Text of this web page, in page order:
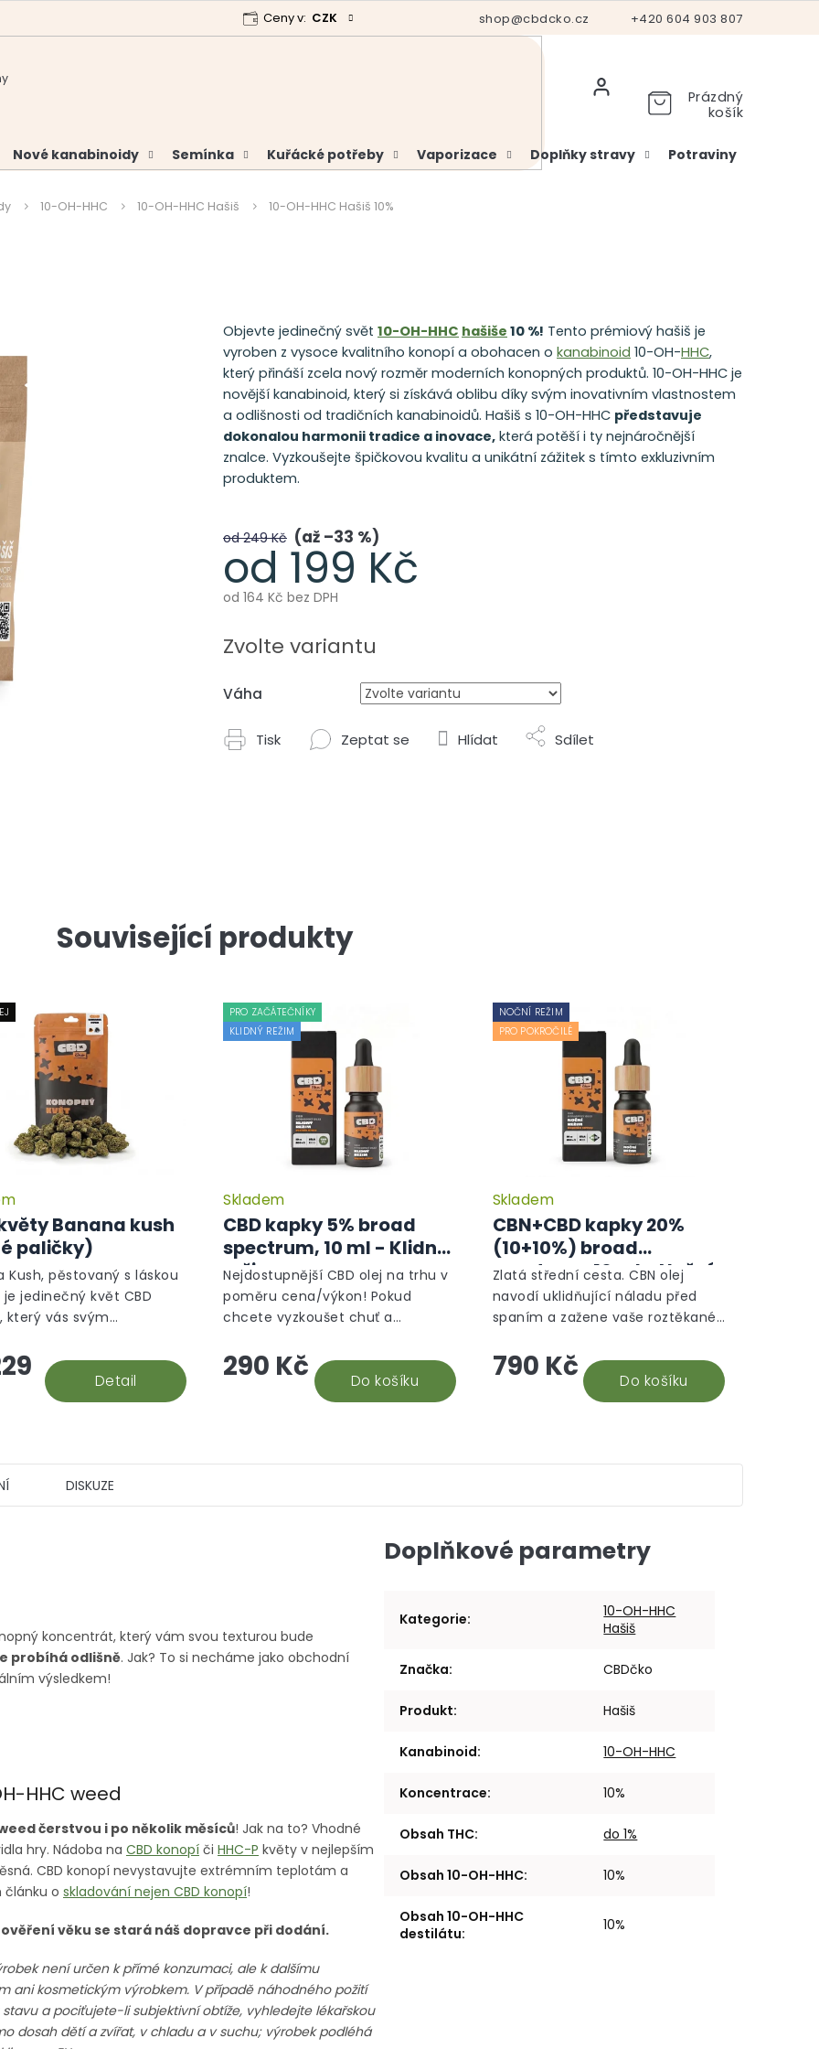
+420 604 903 807
shop@cbdcko.cz
Analýzy a certifikáty Hodnocení obchodu Vrácení a reklamace
Ceny v: CZK
Prázdný
košík
Nové kanabinoidy Semínka Kuřácké potřeby Vaporizace Doplňky stravy Potraviny
10-OH-HHC 10-OH-HHC Hašiš 10-OH-HHC Hašiš 10%
od 249 Kč až –33 %
od 199 Kč
od 164 Kč bez DPH
cena:
Zvolte variantu
Váha
Objevte jedinečný svět 10-OH-HHC hašiše 10 %! Tento prémiový hašiš je
vyroben z vysoce kvalitního konopí a obohacen o kanabinoid 10-OH-HHC,
který přináší zcela nový rozměr moderních konopných produktů. 10-OH-HHC je
novější kanabinoid, který si získává oblibu díky svým inovativním vlastnostem
a odlišnosti od tradičních kanabinoidů. Hašiš s 10-OH-HHC představuje
dokonalou harmonii tradice a inovace, která potěší i ty nejnáročnější
znalce. Vyzkoušejte špičkovou kvalitu a unikátní zážitek s tímto exkluzivním
produktem.
Tisk Zeptat se Hlídat Sdílet
Související produkty
Banana kush
paličky)
Detail
Kush, pěstovaný s láskou
jedinečný květ CBD
který vás svým
PRO ZAČÁTEČNÍKY
KLIDNÝ REŽIM
CBD kapky 5% broad
spectrum, 10 ml - Klidný
režim
Skladem
290 Kč Do košíku
Nejdostupnější CBD olej na trhu v
poměru cena/výkon! Pokud
chcete vyzkoušet chuť a
tak CBD olej 5% je to nejlepší při
volbě počáteční investice....
NOČNÍ REŽIM
PRO POKROČILÉ
CBN+CBD kapky 20%
(10+10%) broad
spectrum, 10 ml - Noční
režim
Skladem
790 Kč Do košíku
Zlatá střední cesta. CBN olej
navodí uklidňující náladu před
spaním a zažene vaše roztěkané
naznačují, že napomáhá tvorbě
melatoninu a dokáže...
DISKUZE
koncentrát, který vám svou texturou bude
probíhá odlišně. Jak? To si necháme jako obchodní
výsledkem!
HHC weed
čerstvou i po několik měsíců! Jak na to? Vhodné
hry. Nádoba na CBD konopí či HHC-P květy v nejlepším
CBD konopí nevystavujte extrémním teplotám a
o skladování nejen CBD konopí!
věku se stará náš dopravce při dodání.
není určen k přímé konzumaci, ale k dalšímu
ani kosmetickým výrobkem. V případě náhodného požití
a pociťujete-li subjektivní obtíže, vyhledejte lékařskou
dosah dětí a zvířat, v chladu a v suchu; výrobek podléhá
Doplňkové parametry
Kategorie:
10-OH-HHC
Hašiš
Značka: CBDčko
Produkt: Hašiš
Kanabinoid: 10-OH-HHC
Koncentrace: 10%
Obsah THC: do 1%
Obsah 10-OH-HHC: 10%
Obsah 10-OH-HHC
destilátu: 10%